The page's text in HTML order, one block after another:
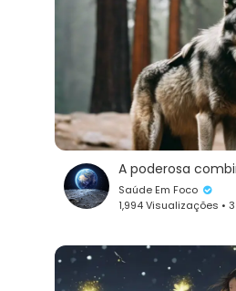
Saúde Em Foco
1,994 Visualizações •